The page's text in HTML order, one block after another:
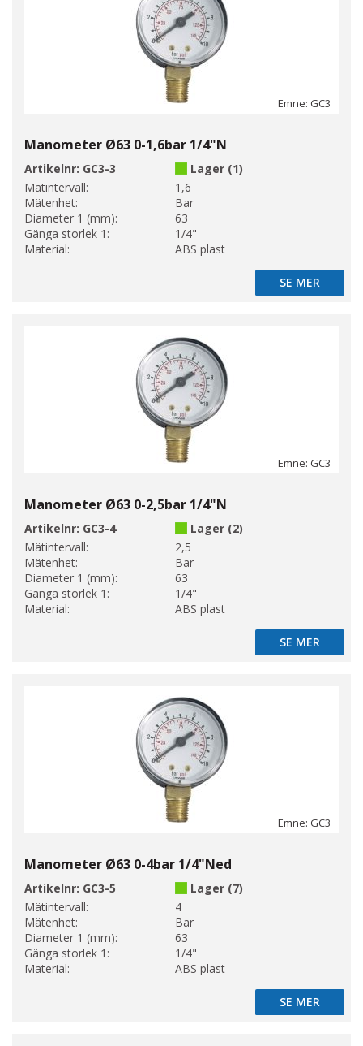
Emne: GC3
Manometer Ø63 0-1,6bar 1/4"N
Artikelnr: GC3-3
Lager (1)
Mätintervall:
1,6
Mätenhet:
Bar
Diameter 1 (mm):
63
Gänga storlek 1:
1/4"
Material:
ABS plast
SE MER
SE MER
Emne: GC3
Manometer Ø63 0-2,5bar 1/4"N
Artikelnr: GC3-4
Lager (2)
Mätintervall:
2,5
Mätenhet:
Bar
Diameter 1 (mm):
63
Gänga storlek 1:
1/4"
Material:
ABS plast
SE MER
SE MER
Emne: GC3
Manometer Ø63 0-4bar 1/4"Ned
Artikelnr: GC3-5
Lager (7)
Mätintervall:
4
Mätenhet:
Bar
Diameter 1 (mm):
63
Gänga storlek 1:
1/4"
Material:
ABS plast
SE MER
SE MER